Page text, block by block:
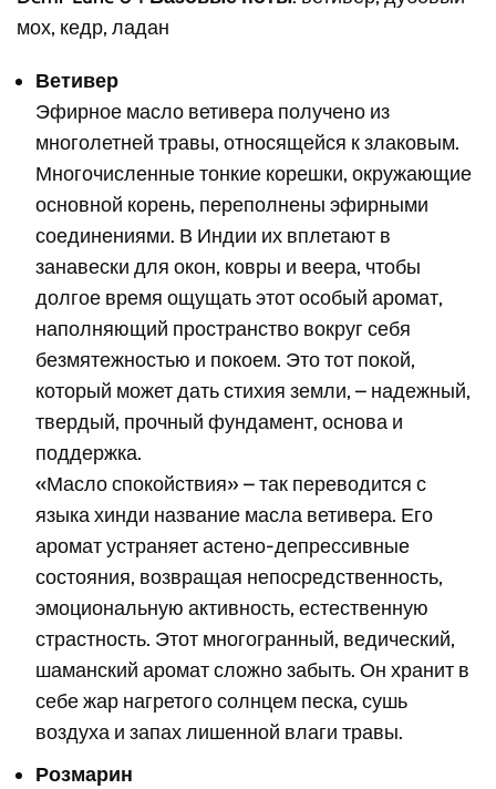
мох, кедр, ладан
Ветивер
Эфирное масло ветивера получено из
многолетней травы, относящейся к злаковым.
Многочисленные тонкие корешки, окружающие
основной корень, переполнены эфирными
соединениями. В Индии их вплетают в
занавески для окон, ковры и веера, чтобы
долгое время ощущать этот особый аромат,
наполняющий пространство вокруг себя
безмятежностью и покоем. Это тот покой,
который может дать стихия земли, – надежный,
твердый, прочный фундамент, основа и
поддержка.
«Масло спокойствия» – так переводится с
языка хинди название масла ветивера. Его
аромат устраняет астено-депрессивные
состояния, возвращая непосредственность,
эмоциональную активность, естественную
страстность. Этот многогранный, ведический,
шаманский аромат сложно забыть. Он хранит в
себе жар нагретого солнцем песка, сушь
воздуха и запах лишенной влаги травы.
Розмарин